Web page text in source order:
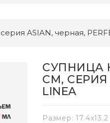
ASIAN, черная,
СУПНИЦА
СМ, СЕРИЯ
LINEA
Размер: